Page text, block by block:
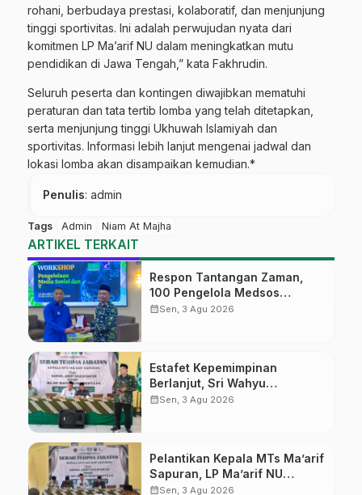
rohani, berbudaya prestasi, kolaboratif, dan menjunjung
tinggi sportivitas. Ini adalah perwujudan nyata dari
komitmen LP Ma’arif NU dalam meningkatkan mutu
pendidikan di Jawa Tengah,” kata Fakhrudin.
Seluruh peserta dan kontingen diwajibkan mematuhi
peraturan dan tata tertib lomba yang telah ditetapkan,
serta menjunjung tinggi Ukhuwah Islamiyah dan
sportivitas. Informasi lebih lanjut mengenai jadwal dan
lokasi lomba akan disampaikan kemudian.*
Penulis: admin
Tags Admin Niam At Majha
ARTIKEL TERKAIT
Respon Tantangan Zaman,
100 Pengelola Medsos
Sekolah Ma’arif Pekalongan
calendar_monthSen, 3 Agu 2026
Estafet Kepemimpinan
Berlanjut, Sri Wahyu
Susilowati Resmi Pimpin MTs
calendar_monthSen, 3 Agu 2026
Pelantikan Kepala MTs Ma’arif
Sapuran, LP Ma’arif NU
Wonosobo Tekankan Lima
calendar_monthSen, 3 Agu 2026